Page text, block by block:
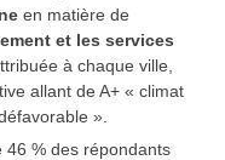
en matière de
et les services
à chaque ville,
allant de A+ « climat
».
46 % des répondants